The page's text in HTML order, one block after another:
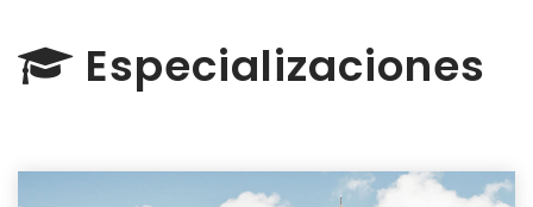
Especializaciones